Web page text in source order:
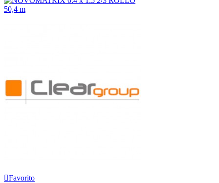
Favorito